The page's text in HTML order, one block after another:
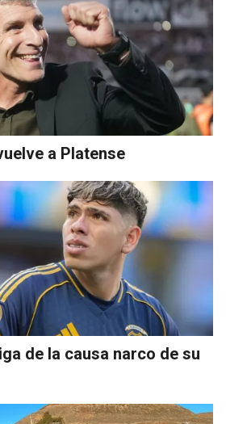
a Platense
de la causa narco de su